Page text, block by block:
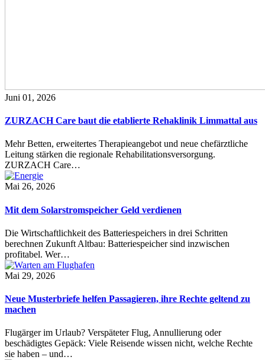
Juni 01, 2026
ZURZACH Care baut die etablierte Rehaklinik Limmattal aus
Mehr Betten, erweitertes Therapieangebot und neue chefärztliche
Leitung stärken die regionale Rehabilitationsversorgung.
ZURZACH Care…
Mai 26, 2026
Mit dem Solarstromspeicher Geld verdienen
Die Wirtschaftlichkeit des Batteriespeichers in drei Schritten
berechnen Zukunft Altbau: Batteriespeicher sind inzwischen
profitabel. Wer…
Mai 29, 2026
Neue Musterbriefe helfen Passagieren, ihre Rechte geltend zu
machen
Flugärger im Urlaub? Verspäteter Flug, Annullierung oder
beschädigtes Gepäck: Viele Reisende wissen nicht, welche Rechte
sie haben – und…